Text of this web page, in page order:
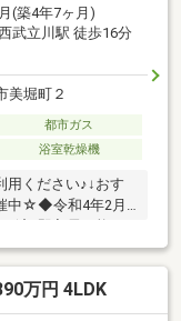
(築4年7ヶ月)
武立川駅 徒歩16分
美堀町２
都市ガス
浴室乾燥機
用ください♪↓おす
中☆◆令和4年2月
クローゼット＆ロ
都市ガス♪◆安心の
ート・・・徒歩約
学校・・・徒歩約7
万円 4LDK